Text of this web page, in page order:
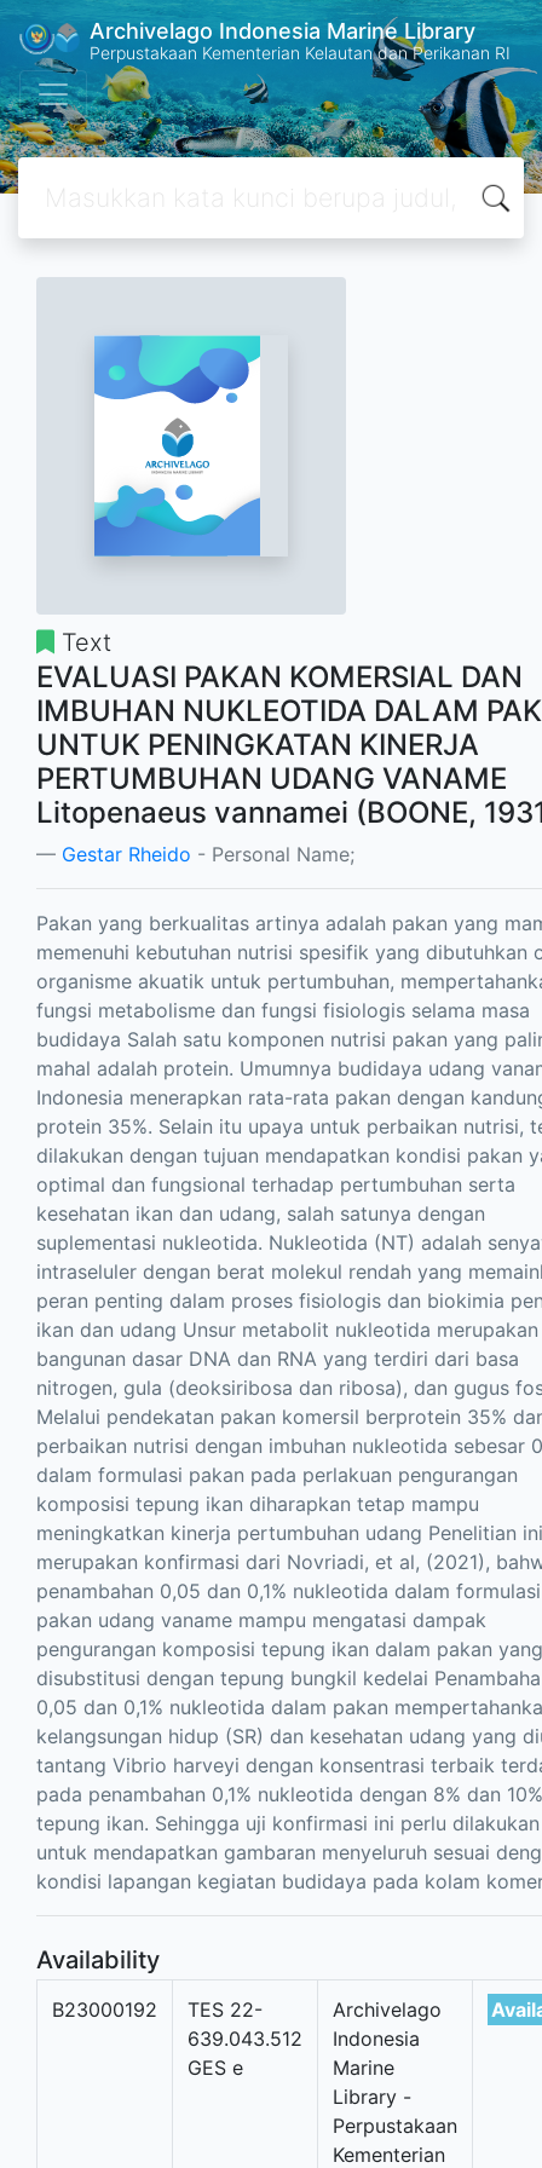
Archivelago Indonesia Marine Library
Perpustakaan Kementerian Kelautan dan Perikanan RI
Text
EVALUASI PAKAN KOMERSIAL DAN
IMBUHAN NUKLEOTIDA DALAM
UNTUK PENINGKATAN KINERJA
PERTUMBUHAN UDANG VANAME
Litopenaeus vannamei (BOONE,
Gestar Rheido - Personal Name;
Pakan yang berkualitas artinya adalah pakan yang
memenuhi kebutuhan nutrisi spesifik yang dibutuhkan
organisme akuatik untuk pertumbuhan,
fungsi metabolisme dan fungsi fisiologis selama masa
budidaya Salah satu komponen nutrisi pakan yang
mahal adalah protein. Umumnya budidaya udang
Indonesia menerapkan rata-rata pakan dengan
protein 35%. Selain itu upaya untuk perbaikan nutrisi,
dilakukan dengan tujuan mendapatkan kondisi pakan
optimal dan fungsional terhadap pertumbuhan serta
kesehatan ikan dan udang, salah satunya dengan
suplementasi nukleotida. Nukleotida (NT) adalah
intraseluler dengan berat molekul rendah yang
peran penting dalam proses fisiologis dan biokimia
ikan dan udang Unsur metabolit nukleotida
bangunan dasar DNA dan RNA yang terdiri dari basa
nitrogen, gula (deoksiribosa dan ribosa), dan gugus
Melalui pendekatan pakan komersil berprotein 35%
perbaikan nutrisi dengan imbuhan nukleotida sebesar
dalam formulasi pakan pada perlakuan pengurangan
komposisi tepung ikan diharapkan tetap mampu
meningkatkan kinerja pertumbuhan udang Penelitian ini
merupakan konfirmasi dari Novriadi, et al, (2021),
penambahan 0,05 dan 0,1% nukleotida dalam formulasi
pakan udang vaname mampu mengatasi dampak
pengurangan komposisi tepung ikan dalam pakan yang
disubstitusi dengan tepung bungkil kedelai
0,05 dan 0,1% nukleotida dalam pakan
kelangsungan hidup (SR) dan kesehatan udang yang
tantang Vibrio harveyi dengan konsentrasi terbaik
pada penambahan 0,1% nukleotida dengan 8% dan 10%
tepung ikan. Sehingga uji konfirmasi ini perlu dilakukan
untuk mendapatkan gambaran menyeluruh sesuai
kondisi lapangan kegiatan budidaya pada kolam
Availability
B23000192
TES 22-
639.043.512
GES e
Archivelago
Indonesia
Marine
Library -
Perpustakaan
Kementerian